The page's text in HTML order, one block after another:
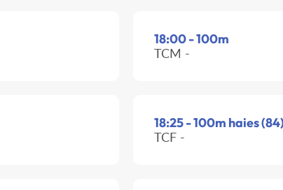
18:00 - 100m
TCM -
18:25 - 100m haies
TCF -